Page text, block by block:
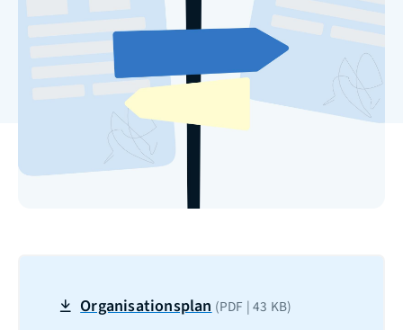
Organisationsplan(PDF | 43 KB)